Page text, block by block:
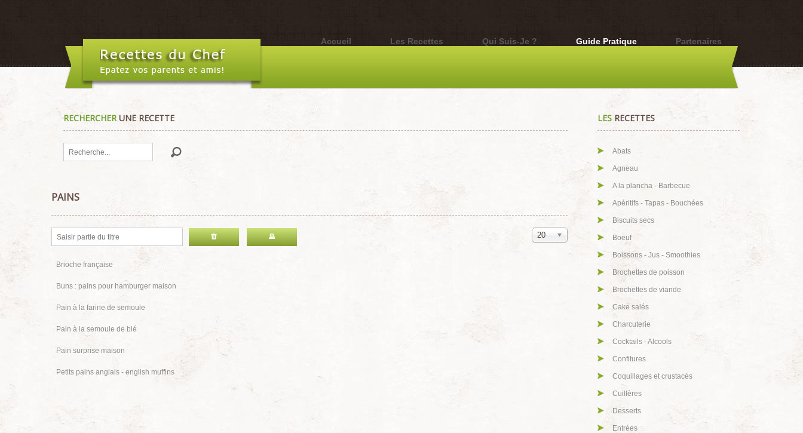
Accueil Les Recettes Qui Suis-Je ? Guide Pratique Partenaires
RECHERCHERUNE RECETTE
Rechercher
PAINS
20
Brioche française
Buns : pains pour hamburger maison
Pain à la farine de semoule
Pain à la semoule de blé
Pain surprise maison
Petits pains anglais - english muffins
LESRECETTES
Abats
Agneau
A la plancha - Barbecue
Apéritifs - Tapas - Bouchées
Biscuits secs
Boeuf
Boissons - Jus - Smoothies
Brochettes de poisson
Brochettes de viande
Cake salés
Charcuterie
Cocktails - Alcools
Confitures
Coquillages et crustacés
Cuillères
Desserts
Entrées